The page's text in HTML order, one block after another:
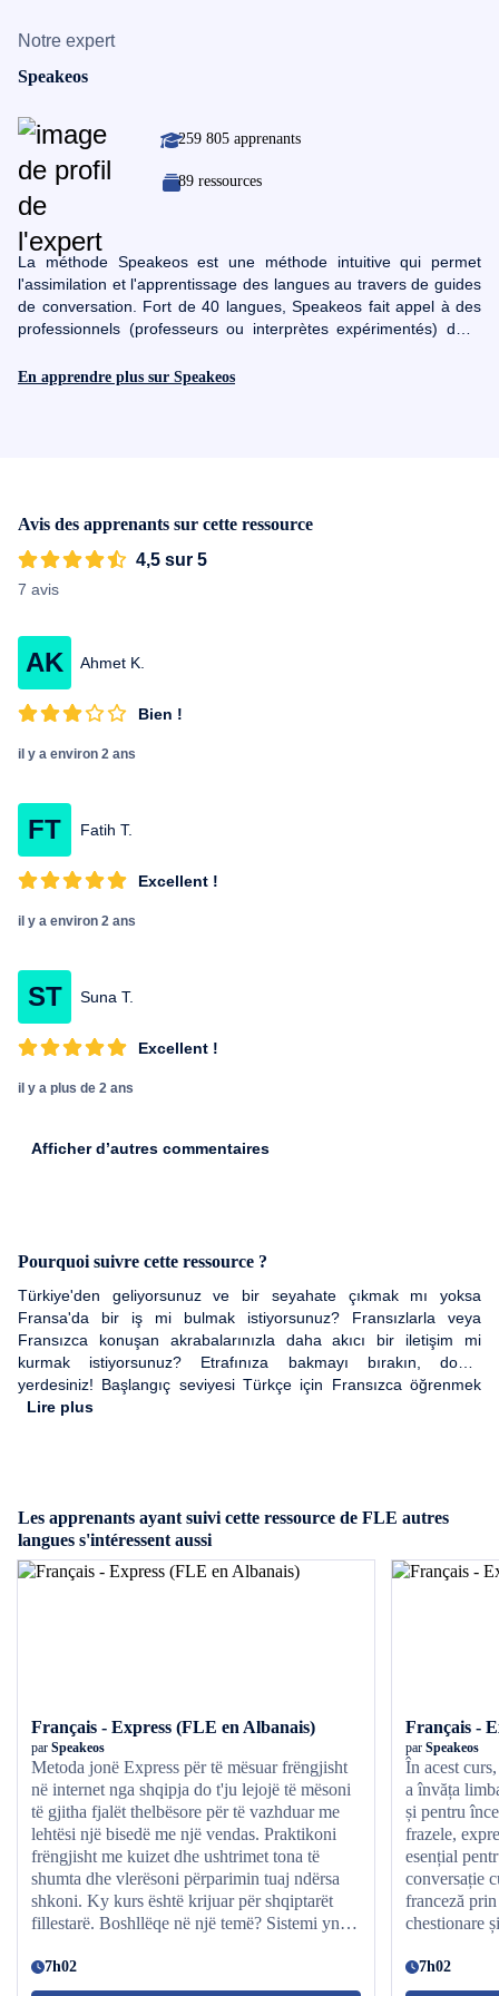
Notre expert
Speakeos
259 805 apprenants
89 ressources
La méthode Speakeos est une méthode intuitive qui permet
l'assimilation et l'apprentissage des langues au travers de guides
de conversation. Fort de 40 langues, Speakeos fait appel à des
professionnels (professeurs ou interprètes expérimentés) dans
Son objectif : vous enseigner rapidement la langue telle qu'elle
En apprendre plus sur Speakeos
Avis des apprenants sur cette ressource
4,5 sur 5
7 avis
AK Ahmet K.
Bien !
il y a environ 2 ans
FT Fatih T.
Excellent !
il y a environ 2 ans
ST Suna T.
Excellent !
il y a plus de 2 ans
Afficher d’autres commentaires
Pourquoi suivre cette ressource ?
Türkiye'den geliyorsunuz ve bir seyahate çıkmak mı yoksa
Fransa'da bir iş mi bulmak istiyorsunuz? Fransızlarla veya
Fransızca konuşan akrabalarınızla daha akıcı bir iletişim mi
kurmak istiyorsunuz? Etrafınıza bakmayı bırakın, doğru
yerdesiniz! Başlangıç ​​seviyesi Türkçe için Fransızca öğrenmek
için bu çevrimiçi kurs, 400 kelimelik bir listenin yanı sıra seyahatte
oluşturabilirsiniz.
Lire plus
Les apprenants ayant suivi cette ressource de FLE autres
langues s'intéressent aussi
Français - Express (FLE en Albanais)
par Speakeos
Metoda jonë Express për të mësuar frëngjisht
në internet nga shqipja do t'ju lejojë të mësoni
të gjitha fjalët thelbësore për të vazhduar me
lehtësi një bisedë me një vendas. Praktikoni
frëngjisht me kuizet dhe ushtrimet tona të
shumta dhe vlerësoni përparimin tuaj ndërsa
shkoni. Ky kurs është krijuar për shqiptarët
fillestarë. Boshllëqe në një temë? Sistemi ynë
po ju shkaktojnë probleme për mësimin
optimal të frëngjishtes dhe të lini mënjanë çdo
7h02
Français -
par Speakeos
În acest
a învăța
și pentru
frazele,
esențial
conversație
franceză
chestionare
vă lucrați la
progresul și
7h02